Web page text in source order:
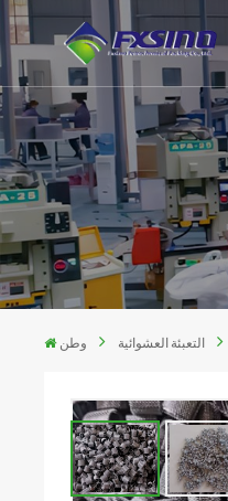
وطن التعبئة العشوائية